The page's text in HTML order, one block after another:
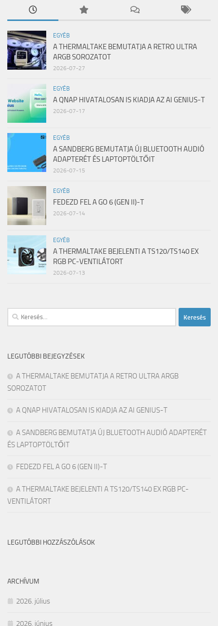
EGYÉB
A THERMALTAKE BEMUTATJA A RETRO ULTRA
ARGB SOROZATOT
2026-07-27
EGYÉB
A QNAP HIVATALOSAN IS KIADJA AZ AI GENIUS-T
2026-07-17
EGYÉB
A SANDBERG BEMUTATJA ÚJ BLUETOOTH AUDIÓ
ADAPTERÉT ÉS LAPTOPTÖLTŐIT
2026-07-15
EGYÉB
FEDEZD FEL A GO 6 (GEN II)-T
2026-07-14
EGYÉB
A THERMALTAKE BEJELENTI A TS120/TS140 EX
RGB PC-VENTILÁTORT
2026-07-13
Keresés:
LEGUTÓBBI BEJEGYZÉSEK
A THERMALTAKE BEMUTATJA A RETRO ULTRA ARGB
SOROZATOT
A QNAP HIVATALOSAN IS KIADJA AZ AI GENIUS-T
A SANDBERG BEMUTATJA ÚJ BLUETOOTH AUDIÓ ADAPTERÉT
ÉS LAPTOPTÖLTŐIT
FEDEZD FEL A GO 6 (GEN II)-T
A THERMALTAKE BEJELENTI A TS120/TS140 EX RGB PC-
VENTILÁTORT
LEGUTÓBBI HOZZÁSZÓLÁSOK
ARCHÍVUM
2026. július
2026. június